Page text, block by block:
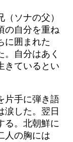
ソナの父）
の自分を重ね
に囲まれた
。自分はあく
きているとい
片手に弾き語
涙した。翌日
る。北朝鮮に
人の胸には